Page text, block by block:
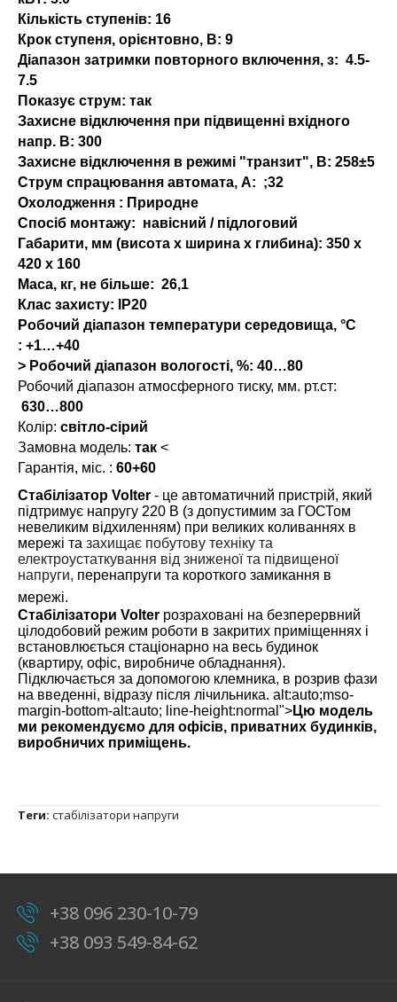
Кількість ступенів: 16
Крок ступеня, орієнтовно, В: 9
Діапазон затримки повторного включення, з: 4.5-
7.5
Показує струм: так
Захисне відключення при підвищенні вхідного
напр. В: 300
Захисне відключення в режимі "транзит", В: 258±5
Струм спрацювання автомата, А: ;32
Охолодження : Природне
Спосіб монтажу: навісний / підлоговий
Габарити, мм (висота x ширина x глибина): 350 х
420 х 160
Маса, кг, не більше: 26,1
Клас захисту: IP20
Робочий діапазон температури середовища, °С
: +1…+40
> Робочий діапазон вологості, %: 40…80
Робочий діапазон атмосферного тиску, мм. рт.ст:
630…800
Колір: світло-сірий
Замовна модель: так <
Гарантія, міс. : 60+60
Стабілізатор Volter - це автоматичний пристрій, який
підтримує напругу 220 В (з допустимим за ГОСТом
невеликим відхиленням) при великих коливаннях в
мережі та захищає побутову техніку та
електроустаткування від зниженої та підвищеної
напруги, перенапруги та короткого замикання в
мережі.
Стабілізатори Volter розраховані на безперервний
цілодобовий режим роботи в закритих приміщеннях і
встановлюється стаціонарно на весь будинок
(квартиру, офіс, виробниче обладнання).
Підключається за допомогою клемника, в розрив фази
на введенні, відразу після лічильника. alt:auto;mso-
margin-bottom-alt:auto; line-height:normal">Цю модель
ми рекомендуємо для офісів, приватних будинків,
виробничих приміщень.
Теги: стабілізатори напруги
+38 096 230-10-79
+38 093 549-84-62